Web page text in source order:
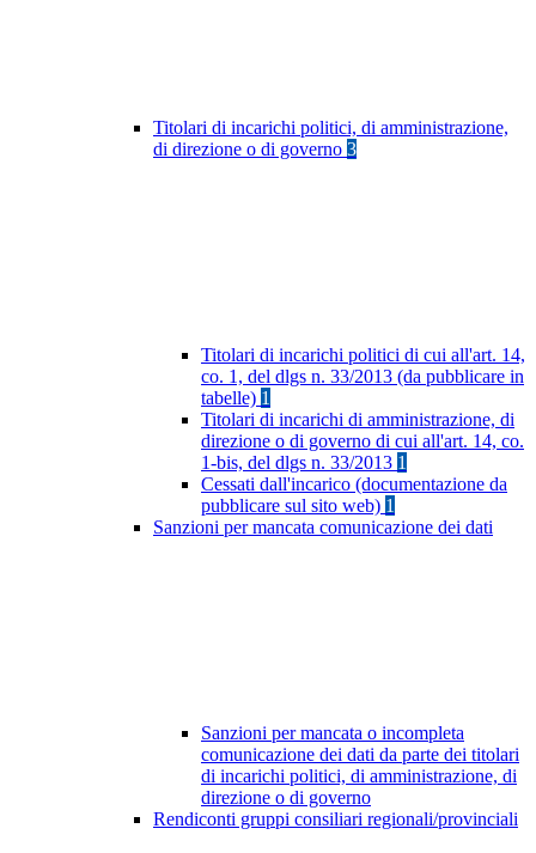
Titolari di incarichi politici, di amministrazione,
di direzione o di governo 3
Titolari di incarichi politici di cui all'art. 14,
co. 1, del dlgs n. 33/2013 (da pubblicare in
tabelle) 1
Titolari di incarichi di amministrazione, di
direzione o di governo di cui all'art. 14, co.
1-bis, del dlgs n. 33/2013 1
Cessati dall'incarico (documentazione da
pubblicare sul sito web) 1
Sanzioni per mancata comunicazione dei dati
Sanzioni per mancata o incompleta
comunicazione dei dati da parte dei titolari
di incarichi politici, di amministrazione, di
direzione o di governo
Rendiconti gruppi consiliari regionali/provinciali